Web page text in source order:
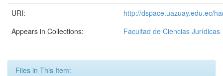
URI:
http://dspace.uazuay.edu.ec/
Appears in Collections:
Facultad de Ciencias Jurídicas
Files in This Item: